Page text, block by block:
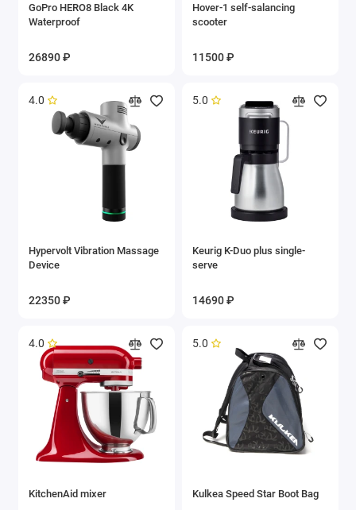
GoPro HERO8 Black 4K
Waterproof
26890 ₽
Hover-1 self-salancing
scooter
11500 ₽
4.0
Hypervolt Vibration Massage
Device
22350 ₽
5.0
Keurig K-Duo plus single-
serve
14690 ₽
4.0
KitchenAid mixer
5.0
Kulkea Speed Star Boot Bag